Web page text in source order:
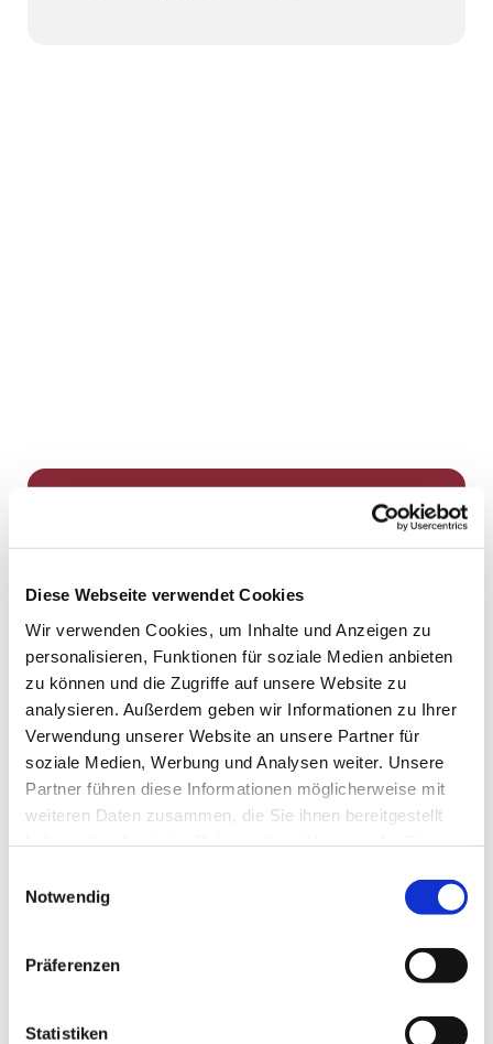
Diese Webseite verwendet Cookies
Wir verwenden Cookies, um Inhalte und Anzeigen zu
personalisieren, Funktionen für soziale Medien anbieten
zu können und die Zugriffe auf unsere Website zu
analysieren. Außerdem geben wir Informationen zu Ihrer
Verwendung unserer Website an unsere Partner für
soziale Medien, Werbung und Analysen weiter. Unsere
Partner führen diese Informationen möglicherweise mit
weiteren Daten zusammen, die Sie ihnen bereitgestellt
Notwendig
Präferenzen
Statistiken
Dies könnte Sie auch